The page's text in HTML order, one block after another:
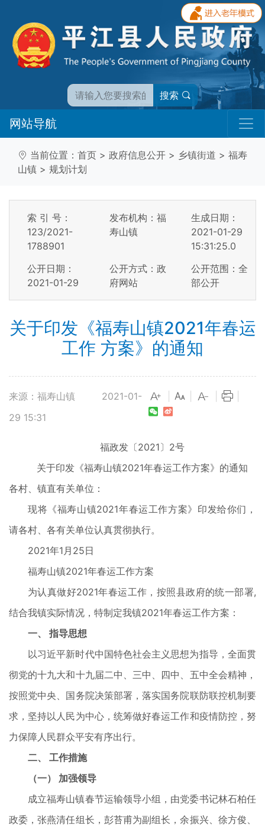
搜索
网站导航
当前位置： 首页 > 政府信息公开 > 乡镇街道 > 福寿
山镇 > 规划计划
索 引 号：
123/2021-
1788901
发布机构：福
寿山镇
生成日期：
2021-01-29
15:31:25.0
公开日期：
2021-01-29
公开方式：政
府网站
公开范围：全
部公开
关于印发《福寿山镇2021年春运
工作 方案》的通知
来源：福寿山镇
2021-01-
29 15:31
福政发〔2021〕2号
关于印发《福寿山镇2021年春运工作方案》的通知
各村、镇直有关单位：
现将《福寿山镇2021年春运工作方案》印发给你们，
请各村、各有关单位认真贯彻执行。
2021年1月25日
福寿山镇2021年春运工作方案
为认真做好2021年春运工作，按照县政府的统一部署,
结合我镇实际情况，特制定我镇2021年春运工作方案：
一、 指导思想
以习近平新时代中国特色社会主义思想为指导，全面贯
彻党的十九大和十九届二中、三中、四中、五中全会精神，
按照党中央、国务院决策部署，落实国务院联防联控机制要
求，坚持以人民为中心，统筹做好春运工作和疫情防控，努
力保障人民群众平安有序出行。
二、 工作措施
（一） 加强领导
成立福寿山镇春节运输领导小组，由党委书记林石柏任
政委，张燕清任组长，彭苔甫为副组长，余振兴、徐方俊、